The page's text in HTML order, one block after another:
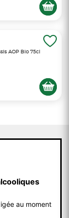
AOP Bio 75cl
au moment